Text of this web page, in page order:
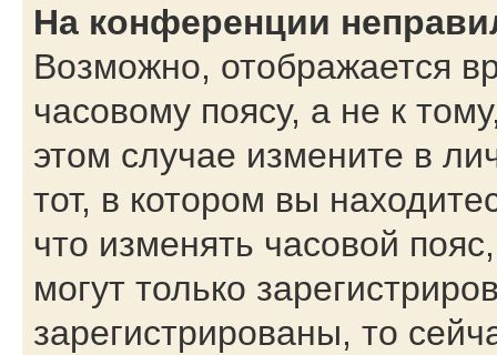
На конференции
Возможно, отображается
часовому поясу, а не к
этом случае измените в
тот, в котором вы
что изменять часовой
могут только
зарегистрированы, то